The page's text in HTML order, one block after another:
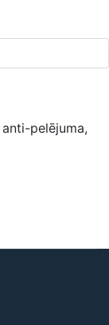
pelējuma,